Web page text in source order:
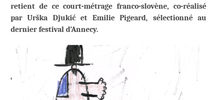
retient de ce court-métrage franco-slovène, co-réalisé
par Urška Djukić et Emilie Pigeard, sélectionné au
dernier festival d’Annecy.